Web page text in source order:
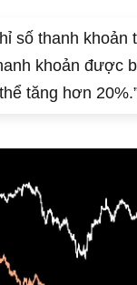
số thanh khoản
khoản được
tăng hơn